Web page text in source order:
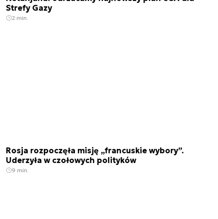
Strefy Gazy
2 min.
Rosja rozpoczęła misję „francuskie wybory”.
Uderzyła w czołowych polityków
9 min.